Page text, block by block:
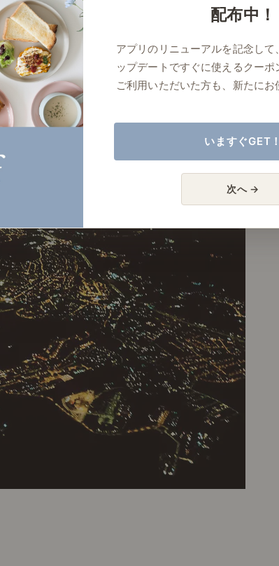
配布中！
アプリのリニューアルを記念して
ップデートですぐに使えるクーポ
ご利用いただいた方も、新たにお
いますぐGET！
次へ →